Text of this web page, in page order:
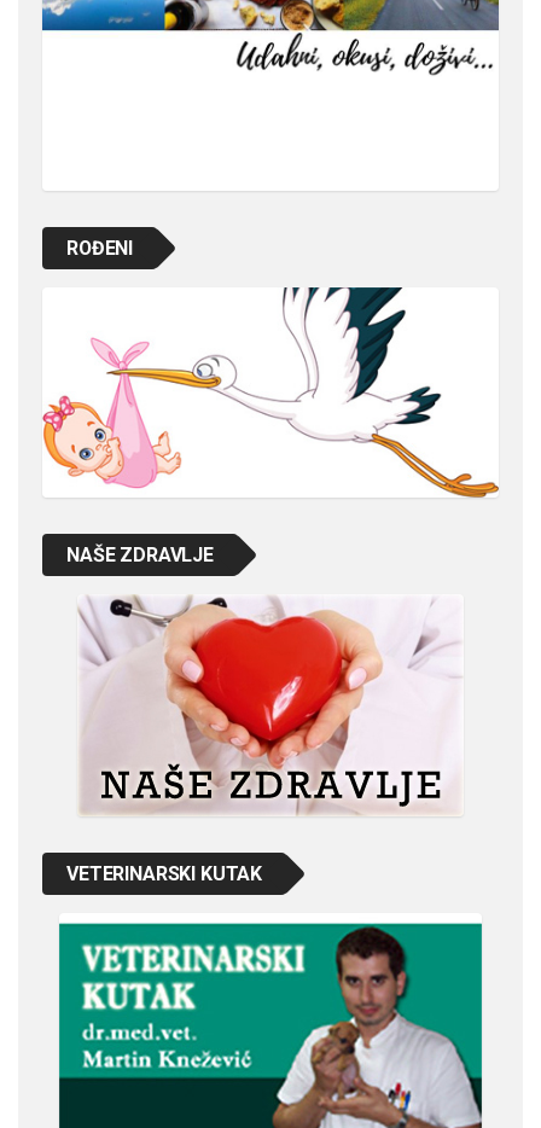
ROĐENI
NAŠE ZDRAVLJE
VETERINARSKI KUTAK